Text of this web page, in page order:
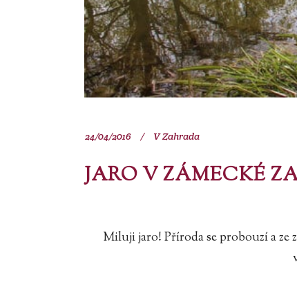
24/04/2016 VZahrada
JARO V ZÁMECKÉ
Miluji jaro! Příroda se probouzí a ze